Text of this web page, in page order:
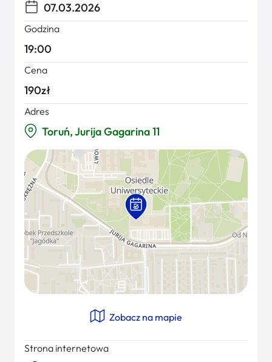
07.03.2026
Godzina
19:00
Cena
190zł
Adres
Toruń, Jurija Gagarina 11
Zobacz na mapie
Strona internetowa